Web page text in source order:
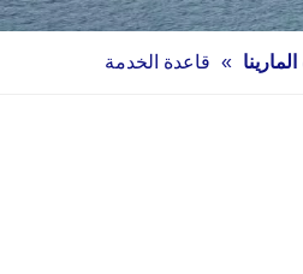
» قاعدة الخدمة